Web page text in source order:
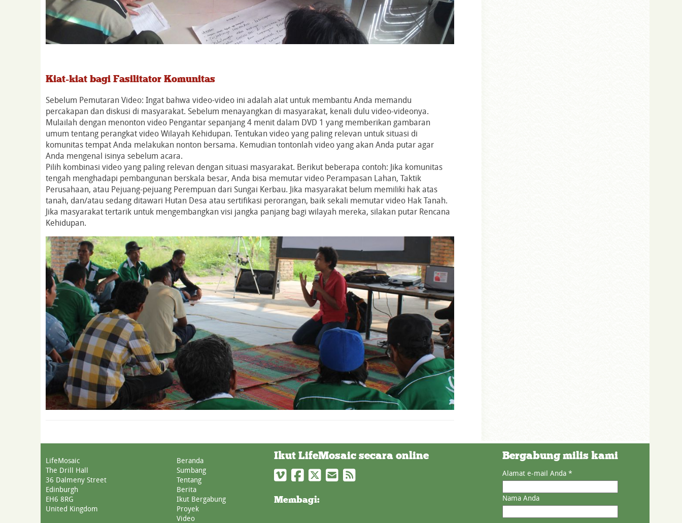
Kiat-kiat bagi Fasilitator Komunitas
Sebelum Pemutaran Video: Ingat bahwa video-video ini adalah alat untuk membantu Anda memandu
percakapan dan diskusi di masyarakat. Sebelum menayangkan di masyarakat, kenali dulu video-videonya.
Mulailah dengan menonton video Pengantar sepanjang 4 menit dalam DVD 1 yang memberikan gambaran
umum tentang perangkat video Wilayah Kehidupan. Tentukan video yang paling relevan untuk situasi di
komunitas tempat Anda melakukan nonton bersama. Kemudian tontonlah video yang akan Anda putar agar
Anda mengenal isinya sebelum acara.
Pilih kombinasi video yang paling relevan dengan situasi masyarakat. Berikut beberapa contoh: Jika komunitas
tengah menghadapi pembangunan berskala besar, Anda bisa memutar video Perampasan Lahan, Taktik
Perusahaan, atau Pejuang-pejuang Perempuan dari Sungai Kerbau. Jika masyarakat belum memiliki hak atas
tanah, dan/atau sedang ditawari Hutan Desa atau sertifikasi perorangan, baik sekali memutar video Hak Tanah.
Jika masyarakat tertarik untuk mengembangkan visi jangka panjang bagi wilayah mereka, silakan putar Rencana
Kehidupan.
LifeMosaic
The Drill Hall
36 Dalmeny Street
Edinburgh
EH6 8RG
United Kingdom
Beranda
Sumbang
Tentang
Berita
Ikut Bergabung
Proyek
Video
Ikut LifeMosaic secara online
Membagi:
Bergabung milis kami
Alamat e-mail Anda *
Nama Anda